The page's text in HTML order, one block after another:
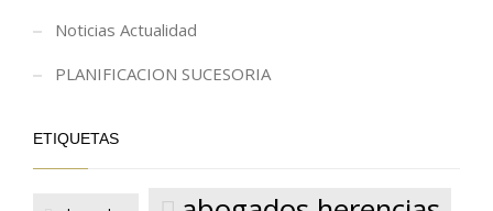
Noticias Actualidad
PLANIFICACION SUCESORIA
ETIQUETAS